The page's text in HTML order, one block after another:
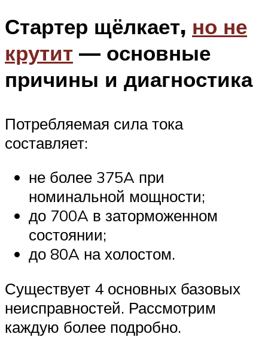
Стартер щёлкает, но не
крутит — основные
причины и диагностика
Потребляемая сила тока
составляет:
не более 375A при
номинальной мощности;
до 700A в заторможенном
состоянии;
до 80A на холостом.
Существует 4 основных базовых
неисправностей. Рассмотрим
каждую более подробно.